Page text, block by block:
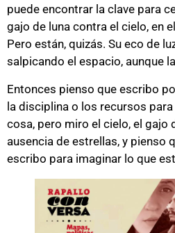
puede encontrar la clave para
gajo de luna contra el cielo, en
Pero están, quizás. Su eco de
salpicando el espacio, aunque
Entonces pienso que escribo
la disciplina o los recursos
cosa, pero miro el cielo, el gajo
ausencia de estrellas, y pienso
escribo para imaginar lo que